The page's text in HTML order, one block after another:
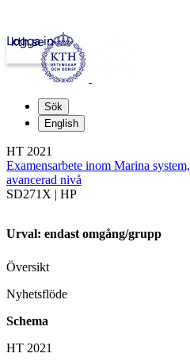
kth.se
Logga in
Sök
English
HT 2021
Examensarbete inom Marina system,
avancerad nivå
SD271X | HP
Urval: endast omgång/grupp
Översikt
Nyhetsflöde
Schema
HT 2021